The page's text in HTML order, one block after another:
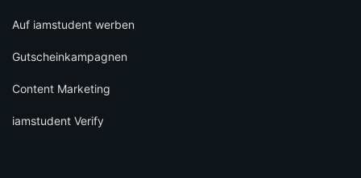
Auf iamstudent werben
Gutscheinkampagnen
Content Marketing
iamstudent Verify